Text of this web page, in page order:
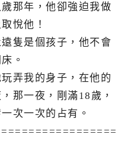
那年，他卻強迫我做
悅他！
隻是個孩子，他不會
。
弄我的身子，在他的
那一夜，剛滿18歲，
次一次的占有。